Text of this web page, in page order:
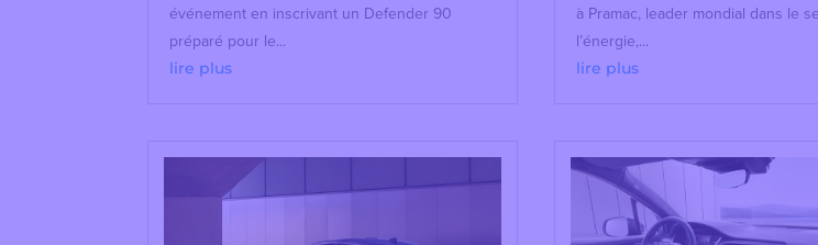
événement en inscrivant un Defender 90
préparé pour le...
lire plus
à Pramac, leader mondial dans le
l’énergie,...
lire plus